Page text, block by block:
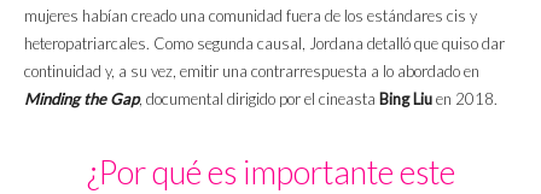
mujeres habían creado una comunidad fuera de los estándares cis y
heteropatriarcales. Como segunda causal, Jordana detalló que quiso dar
continuidad y, a su vez, emitir una contrarrespuesta a lo abordado en
Minding the Gap, documental dirigido por el cineasta Bing Liuen 2018.
¿Por qué es importante este